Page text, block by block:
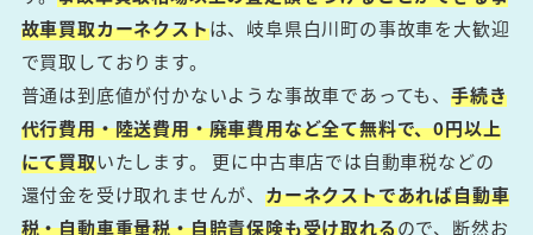
故車買取カーネクストは、岐阜県白川町の事故車を大歓迎
で買取しております。
普通は到底値が付かないような事故車であっても、手続き
代行費用・陸送費用・廃車費用など全て無料で、0円以上
にて買取いたします。 更に中古車店では自動車税などの
還付金を受け取れませんが、カーネクストであれば自動車
税・自動車重量税・自賠責保険も受け取れるので、断然お